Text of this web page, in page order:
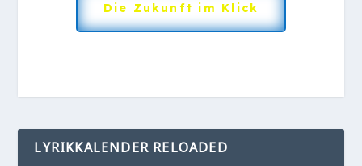
Die Zukunft im Klick
LYRIKKALENDER RELOADED